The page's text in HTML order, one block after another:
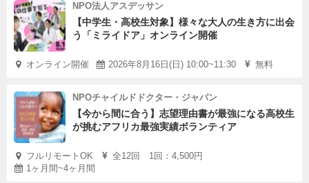
NPO法人アスデッサン
【中学生・高校生対象】様々な大人の生き方に出会
う「ミライドア」オンライン開催
オンライン開催 2026年8月16日(日) 10:00~11:30 無料
NPOチャイルドドクター・ジャパン
【今から間に合う】志望理由書が最強になる高校生
が挑むアフリカ最強実績ボランティア
フルリモートOK
全12回 1回：4,500円
1ヶ月間~4ヶ月間